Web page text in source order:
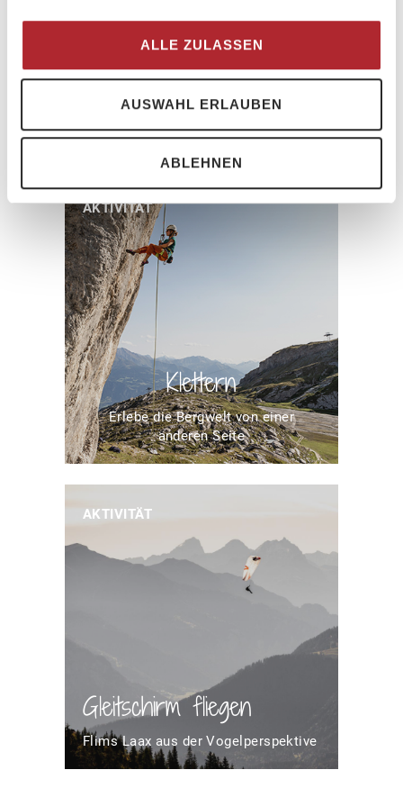
ALLE ZULASSEN
AUSWAHL ERLAUBEN
ABLEHNEN
Golf
Abschlag mit Aussicht
AKTIVITÄT
Klettern
Erlebe die Bergwelt von einer
anderen Seite
AKTIVITÄT
Gleitschirm fliegen
Flims Laax aus der Vogelperspektive